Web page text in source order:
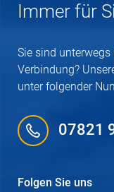
Immer für
Sie sind
Verbindung?
unter folgender
07821
Folgen Sie uns